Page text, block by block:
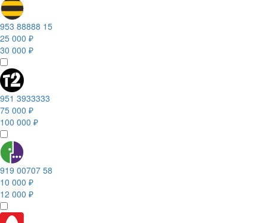
953 88888 15
25 000 ₽
30 000 ₽
951 3933333
75 000 ₽
100 000 ₽
919 00707 58
10 000 ₽
12 000 ₽